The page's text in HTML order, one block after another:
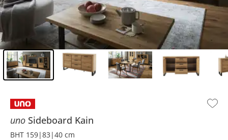
uno Sideboard Kain
BHT 159|83|40 cm